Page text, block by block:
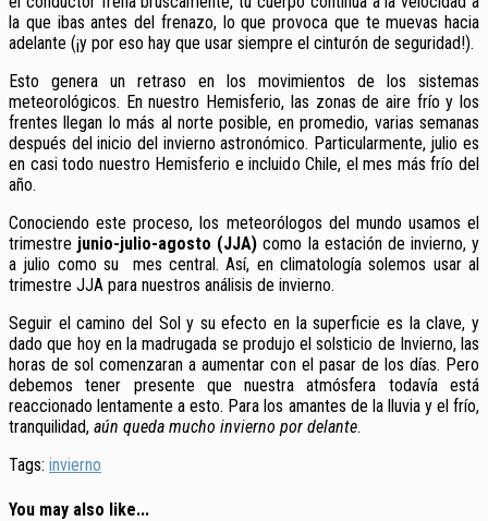
la que ibas antes del frenazo, lo que provoca que te muevas hacia
adelante (¡y por eso hay que usar siempre el cinturón de seguridad!).
Esto genera un retraso en los movimientos de los sistemas
meteorológicos. En nuestro Hemisferio, las zonas de aire frío y los
frentes llegan lo más al norte posible, en promedio, varias semanas
después del inicio del invierno astronómico. Particularmente, julio es
en casi todo nuestro Hemisferio e incluido Chile, el mes más frío del
año.
Conociendo este proceso, los meteorólogos del mundo usamos el
trimestre junio-julio-agosto (JJA) como la estación de invierno, y
a julio como su mes central. Así, en climatología solemos usar al
trimestre JJA para nuestros análisis de invierno.
Seguir el camino del Sol y su efecto en la superficie es la clave, y
dado que hoy en la madrugada se produjo el solsticio de Invierno, las
horas de sol comenzaran a aumentar con el pasar de los días. Pero
debemos tener presente que nuestra atmósfera todavía está
reaccionado lentamente a esto. Para los amantes de la lluvia y el frío,
tranquilidad, aún queda mucho invierno por delante.
Tags: invierno
You may also like...